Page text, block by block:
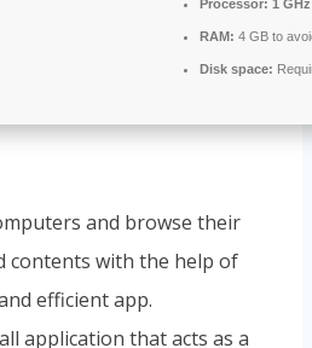
Processor: 1
RAM: 4 GB to
Disk space:
and browse their
contents with the help of
efficient app.
application that acts as a